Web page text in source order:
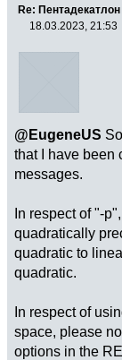
Re:
18.03.2023, 21:53
@EugeneUS
that I have been
messages.
In respect of "-
quadratically
quadratic to
quadratic.
In respect of
space, please
options in the